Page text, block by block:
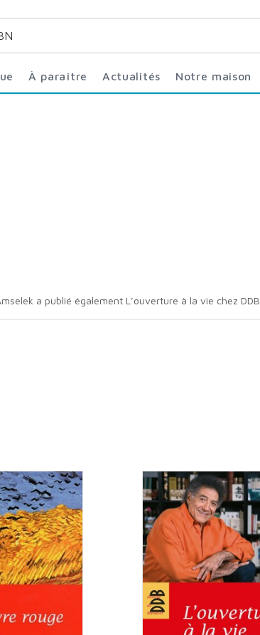
À paraître Actualités Notre maison
a publié également L’ouverture à la vie chez DDB.